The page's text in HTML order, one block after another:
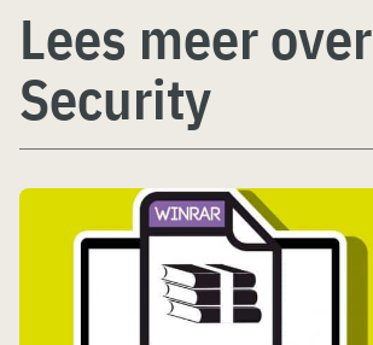
Lees meer over
Security